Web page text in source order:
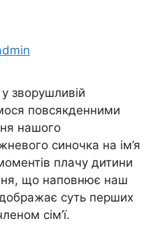
зворушливій
повсякденними
нашого
синочка на ім’я
плачу дитини
що наповнює наш
суть перших
сім’ї.